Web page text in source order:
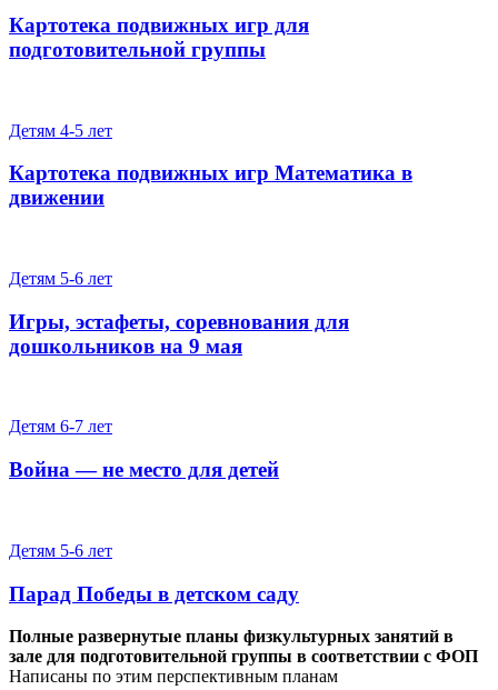
Картотека подвижных игр для
подготовительной группы
Детям 4-5 лет
Картотека подвижных игр Математика в
движении
Детям 5-6 лет
Игры, эстафеты, соревнования для
дошкольников на 9 мая
Детям 6-7 лет
Война — не место для детей
Детям 5-6 лет
Парад Победы в детском саду
Полные развернутые планы физкультурных занятий в
зале для подготовительной группы в соответствии с ФОП
Написаны по этим перспективным планам